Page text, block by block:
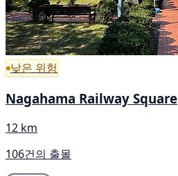
낮은 위험
Nagahama Railway Square
12 km
106건의 출몰